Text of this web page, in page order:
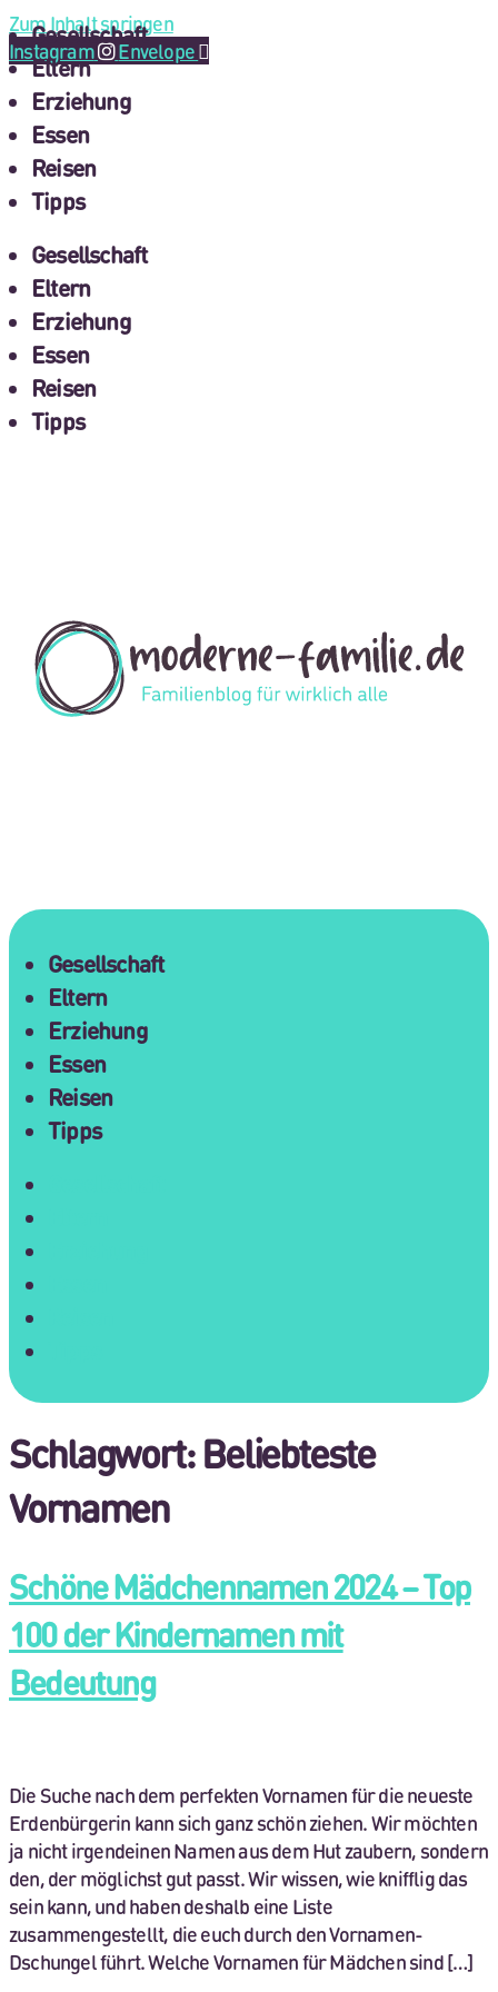
Zum Inhalt springen
Instagram
Envelope
Gesellschaft
Eltern
Erziehung
Essen
Reisen
Tipps
Gesellschaft
Eltern
Erziehung
Essen
Reisen
Tipps
Gesellschaft
Eltern
Erziehung
Essen
Reisen
Tipps
Schlagwort:Beliebteste
Vornamen
Schöne Mädchennamen 2024 – Top
100 der Kindernamen mit
Bedeutung
Die Suche nach dem perfekten Vornamen für die neueste
Erdenbürgerin kann sich ganz schön ziehen. Wir möchten
ja nicht irgendeinen Namen aus dem Hut zaubern, sondern
den, der möglichst gut passt. Wir wissen, wie knifflig das
sein kann, und haben deshalb eine Liste
zusammengestellt, die euch durch den Vornamen-
Dschungel führt. Welche Vornamen für Mädchen sind […]